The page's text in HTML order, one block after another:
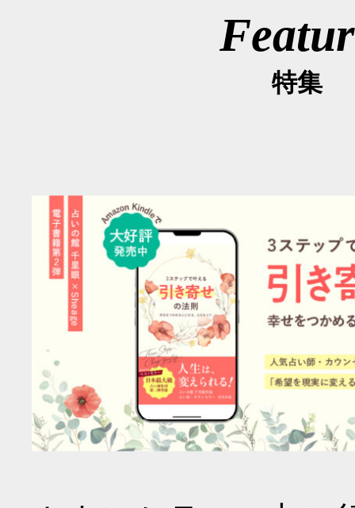
特集